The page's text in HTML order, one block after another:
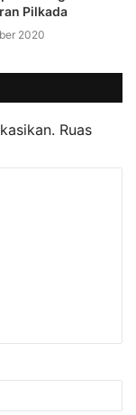
Pilkada
2020
Ruas